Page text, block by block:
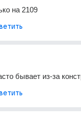
на 2109
бывает из-за